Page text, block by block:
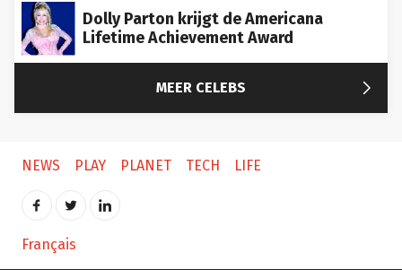
Dolly Parton krijgt de Americana
Lifetime Achievement Award
MEER CELEBS 
NEWS PLAY PLANET TECH LIFE
Français